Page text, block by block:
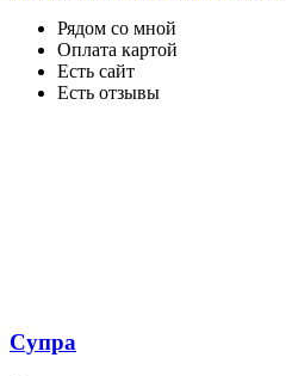
Рядом со мной
Оплата картой
Есть сайт
Есть отзывы
Супра